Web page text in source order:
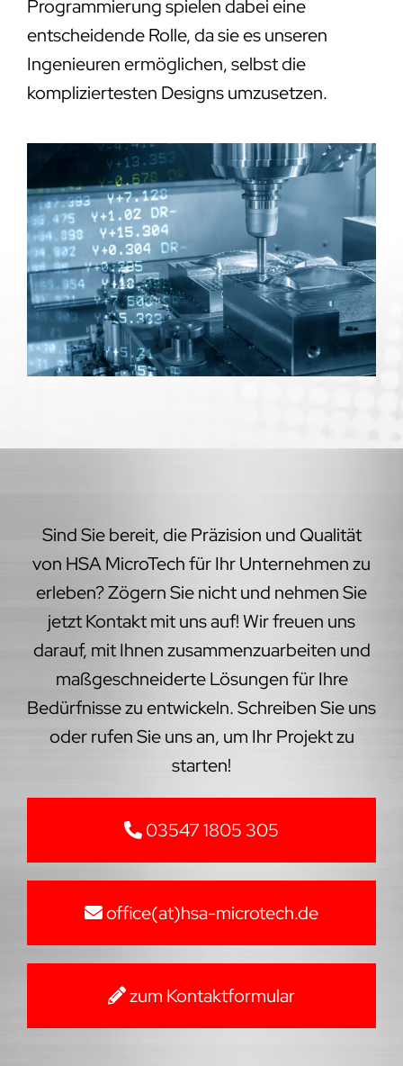
Programmierung spielen dabei eine
entscheidende Rolle, da sie es unseren
Ingenieuren ermöglichen, selbst die
kompliziertesten Designs umzusetzen.
Sind Sie bereit, die Präzision und Qualität
von HSA MicroTech für Ihr Unternehmen zu
erleben? Zögern Sie nicht und nehmen Sie
jetzt Kontakt mit uns auf! Wir freuen uns
darauf, mit Ihnen zusammenzuarbeiten und
maßgeschneiderte Lösungen für Ihre
Bedürfnisse zu entwickeln. Schreiben Sie uns
oder rufen Sie uns an, um Ihr Projekt zu
starten!
03547 1805 305
office(at)hsa-microtech.de
zum Kontaktformular